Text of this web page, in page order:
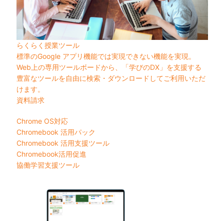
らくらく授業ツール
標準のGoogle アプリ機能では実現できない機能を実現。
Web上の専用ツールボードから、「学びのDX」を支援する
豊富なツールを自由に検索・ダウンロードしてご利用いただ
けます。
資料請求
Chrome OS対応
Chromebook 活用パック
Chromebook 活用支援ツール
Chromebook活用促進
協働学習支援ツール